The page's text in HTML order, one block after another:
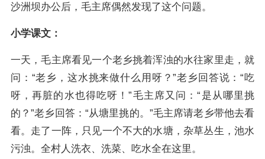
沙洲坝办公后，毛主席偶然发现了这个问题。
小学课文：
一天，毛主席看见一个老乡挑着浑浊的水往家里走，就
问：“老乡，这水挑来做什么用呀？”老乡回答说：“吃
呀，再脏的水也得吃呀！”毛主席又问：“是从哪里挑
的？”老乡回答：“从塘里挑的。”毛主席请老乡带他去看
看。走了一阵，只见一个不大的水塘，杂草丛生，池水
污浊。全村人洗衣、洗菜、吃水全在这里。